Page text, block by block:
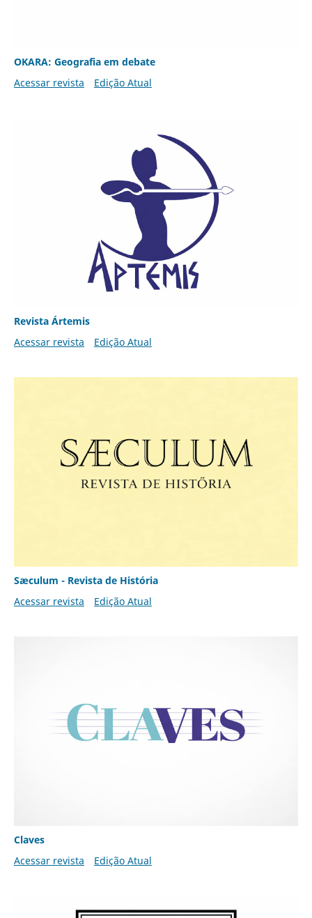
OKARA: Geografia em debate
Acessar revista
Edição Atual
Revista Ártemis
Acessar revista
Edição Atual
Sæculum - Revista de História
Acessar revista
Edição Atual
Claves
Acessar revista
Edição Atual